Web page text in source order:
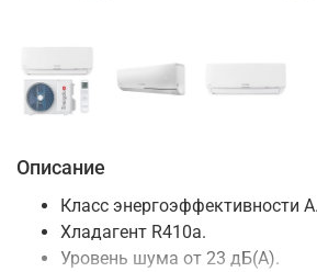
Описание
Класс энергоэффективности А.
Хладагент R410a.
Уровень шума от 23 дБ(А).